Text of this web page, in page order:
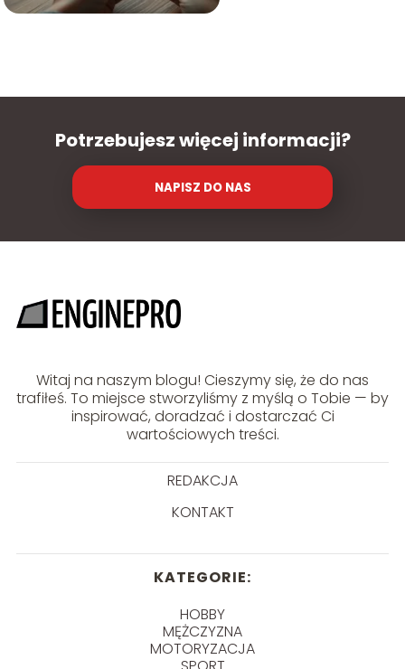
Potrzebujesz więcej informacji?
NAPISZ DO NAS
Witaj na naszym blogu! Cieszymy się, że do nas
trafiłeś. To miejsce stworzyliśmy z myślą o Tobie — by
inspirować, doradzać i dostarczać Ci
wartościowych treści.
REDAKCJA
KONTAKT
KATEGORIE:
HOBBY
MĘŻCZYZNA
MOTORYZACJA